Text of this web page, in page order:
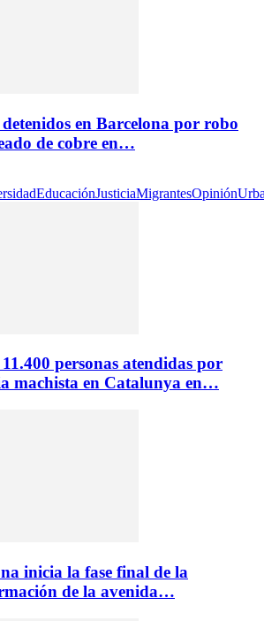
en Barcelona por robo
de cobre en…
EducaciónJusticiaMigrantesOpinión
personas atendidas por
machista en Catalunya en…
inicia la fase final de la
de la avenida…